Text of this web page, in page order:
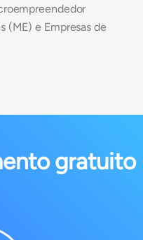
(ME) e Empresas de
gratuito